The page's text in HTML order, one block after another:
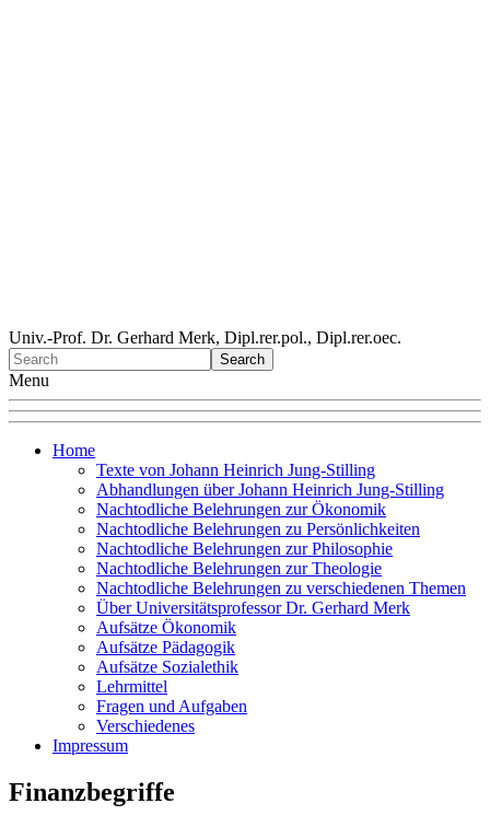
Univ.-Prof. Dr. Gerhard Merk, Dipl.rer.pol., Dipl.rer.oec.
Menu
Home
Texte von Johann Heinrich Jung-Stilling
Abhandlungen über Johann Heinrich Jung-Stilling
Nachtodliche Belehrungen zur Ökonomik
Nachtodliche Belehrungen zu Persönlichkeiten
Nachtodliche Belehrungen zur Philosophie
Nachtodliche Belehrungen zur Theologie
Nachtodliche Belehrungen zu verschiedenen Themen
Über Universitätsprofessor Dr. Gerhard Merk
Aufsätze Ökonomik
Aufsätze Pädagogik
Aufsätze Sozialethik
Lehrmittel
Fragen und Aufgaben
Verschiedenes
Impressum
Finanzbegriffe